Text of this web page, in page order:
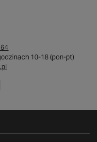
10-18 (pon-pt)